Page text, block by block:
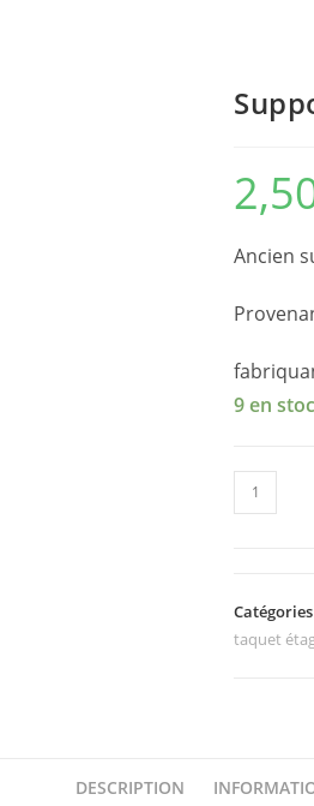
Ancien
9 en
quantité
de
étagère
taquet
DESCRIPTION